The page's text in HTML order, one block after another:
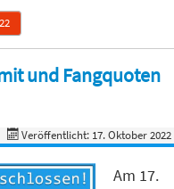
und Fangquoten
Veröffentlicht: 17. Oktober 2022
Am 17.